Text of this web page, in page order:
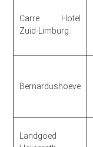
Carre Hotel
Zuid-Limburg
Bernardushoeve
Landgoed